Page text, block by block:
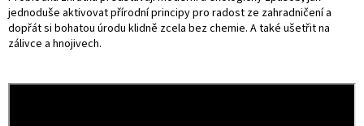
jednoduše aktivovat přírodní principy pro radost ze zahradničení a
dopřát si bohatou úrodu klidně zcela bez chemie. A také ušetřit na
zálivce a hnojivech.